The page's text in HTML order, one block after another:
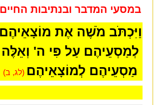
במסעי המדבר ובנתיבות החיים
וַיִּכְתֹּב מֹשֶׁה אֶת מוֹצָאֵיהֶם
לְמַסְעֵיהֶם עַל פִּי ה' וְאֵלֶּה
מַסְעֵיהֶם לְמוֹצָאֵיהֶם (לג, ב)